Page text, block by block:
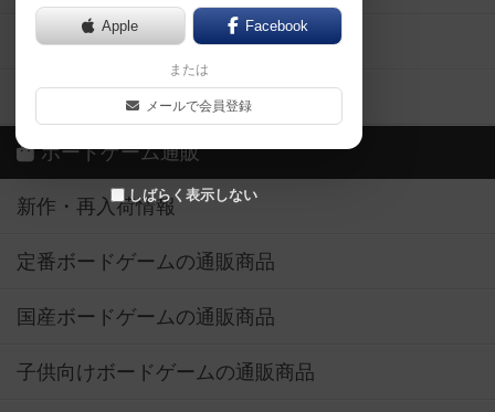
Apple Facebook
または
メールで会員登録
しばらく表示しない
ボードゲーム業界コラム
ボドゲーマご利用案内
ボードゲーム通販
新作・再入荷情報
定番ボードゲームの通販商品
国産ボードゲームの通販商品
子供向けボードゲームの通販商品